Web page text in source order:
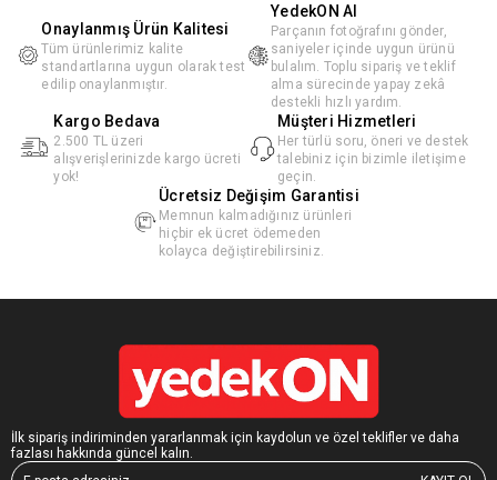
Onaylanmış Ürün Kalitesi
Tüm ürünlerimiz kalite
standartlarına uygun olarak test
edilip onaylanmıştır.
YedekON AI
Parçanın fotoğrafını gönder,
saniyeler içinde uygun ürünü
bulalım. Toplu sipariş ve teklif
alma sürecinde yapay zekâ
destekli hızlı yardım.
Kargo Bedava
2.500 TL üzeri
alışverişlerinizde kargo ücreti
yok!
Müşteri Hizmetleri
Her türlü soru, öneri ve destek
talebiniz için bizimle iletişime
geçin.
Ücretsiz Değişim Garantisi
Memnun kalmadığınız ürünleri
hiçbir ek ücret ödemeden
kolayca değiştirebilirsiniz.
İlk sipariş indiriminden yararlanmak için kaydolun ve özel teklifler ve daha
fazlası hakkında güncel kalın.